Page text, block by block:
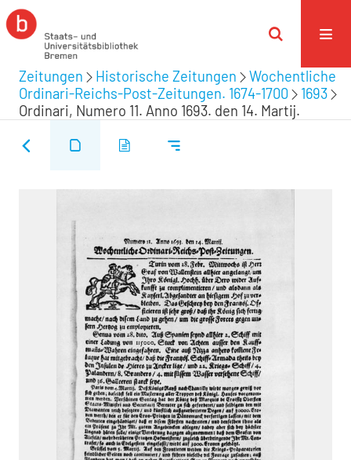
Zeitungen Historische Zeitungen
Wochentliche
Ordinari-Reichs-Post-Zeitungen. 1674-1700
1693
Ordinari, Numero 11. Anno 1693. den 14. Martij.